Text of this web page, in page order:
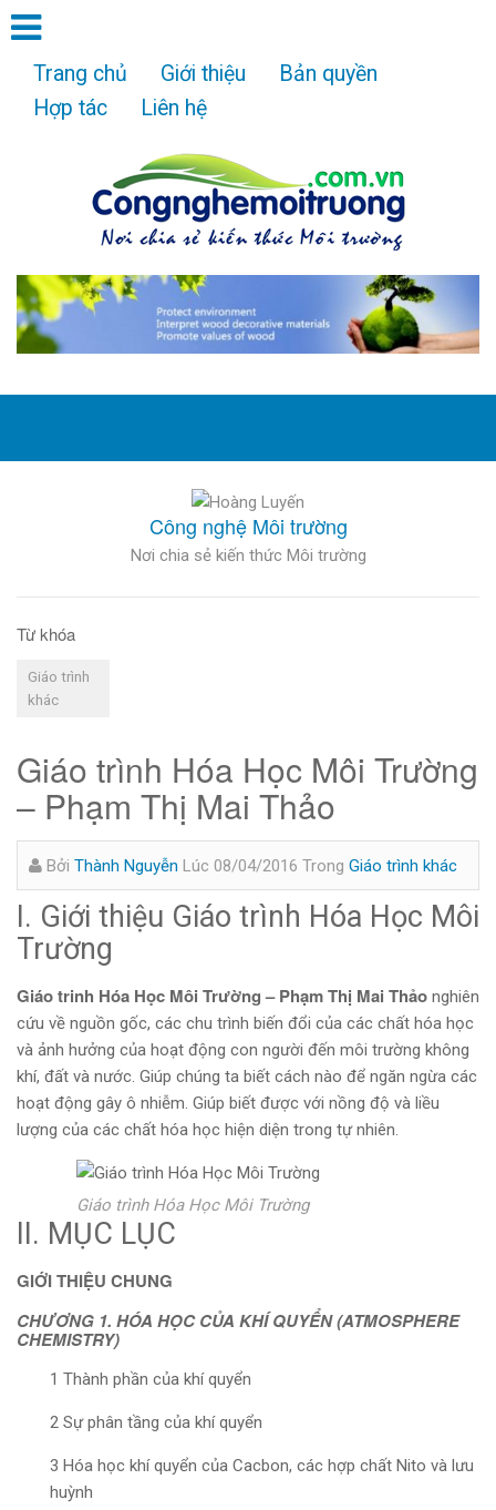
Trang chủ Giới thiệu
Bản quyền
Hợp tác
Liên hệ
Công nghệ Môi trường
Nơi chia sẻ kiến thức Môi trường
Từ khóa
Giáo trình
khác
Giáo trình Hóa Học Môi Trường
– Phạm Thị Mai Thảo
Bởi Thành Nguyễn Lúc 08/04/2016 Trong Giáo trình khác
I. Giới thiệu Giáo trình Hóa Học Môi
Trường
Giáo trinh Hóa Học Môi Trường – Phạm Thị Mai Thảo nghiên
cứu về nguồn gốc, các chu trình biến đổi của các chất hóa học
và ảnh hưởng của hoạt động con người đến môi trường không
khí, đất và nước. Giúp chúng ta biết cách nào để ngăn ngừa các
hoạt động gây ô nhiễm. Giúp biết được với nồng độ và liều
lượng của các chất hóa học hiện diện trong tự nhiên.
Giáo trình Hóa Học Môi Trường
II. MỤC LỤC
GIỚI THIỆU CHUNG
CHƯƠNG 1. HÓA HỌC CỦA KHÍ QUYỂN (ATMOSPHERE
CHEMISTRY)
1 Thành phần của khí quyển
2 Sự phân tầng của khí quyển
3 Hóa học khí quyển của Cacbon, các hợp chất Nito và lưu
huỳnh